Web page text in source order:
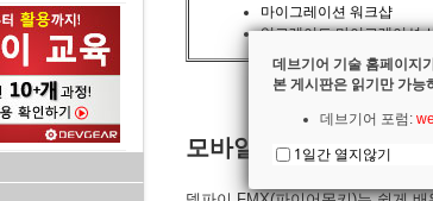
마이그레이션 워크샵
업그레이드 마이그레이션
모바일 앱 개발 또는 유
데브기어 기술 홈페이지
본 게시판은 읽기만 가능
데브기어 포럼:
1일간 열지않기